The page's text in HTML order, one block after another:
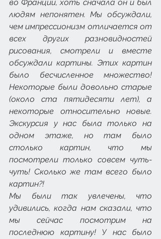
во Франции, хоть сначала он и был
людям непонятен. Мы обсуждали,
чем импрессионизм отличается от
всех других разновидностей
рисования, смотрели и вместе
обсуждали картины. Этих картин
было бесчисленное множество!
Некоторые были довольно старые
(около ста пятидесяти лет), а
некоторые относительно новые.
Экскурсия у нас была только на
одном этаже, но там было
столько картин, что мы
посмотрели только совсем чуть-
чуть! Сколько же там всего было
картин?!
Мы были так увлечены, что
удивились, когда нам сказали, что
мы сейчас посмотрим на
последнюю картину! У нас было